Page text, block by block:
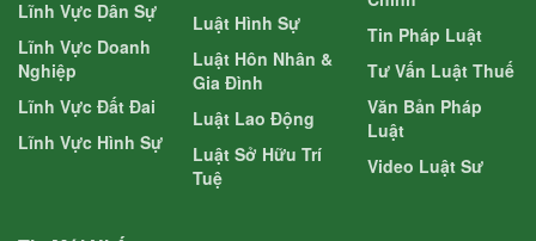
Lĩnh Vực Dân Sự
Lĩnh Vực Doanh
Nghiệp
Lĩnh Vực Đất Đai
Lĩnh Vực Hình Sự
Luật Hình Sự
Luật Hôn Nhân &
Gia Đình
Luật Lao Động
Luật Sở Hữu Trí
Tuệ
Tin Pháp Luật
Tư Vấn Luật Thuế
Văn Bản Pháp
Luật
Video Luật Sư